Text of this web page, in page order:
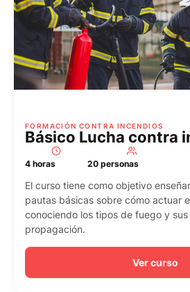
FORMACIÓN CONTRA INCENDIOS
Básico Lucha contra
4 horas 20 personas
El curso tiene como objetivo
pautas básicas sobre cómo actuar
conociendo los tipos de fuego y
propagación.
Ver curso